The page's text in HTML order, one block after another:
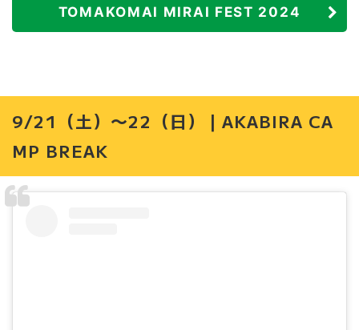
TOMAKOMAI MIRAI FEST 2024
9/21（土）〜22（日）｜AKABIRA CA
MP BREAK